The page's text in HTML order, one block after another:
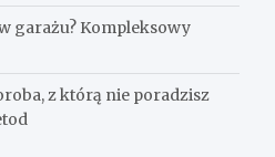
garażu? Kompleksowy
z którą nie poradzisz